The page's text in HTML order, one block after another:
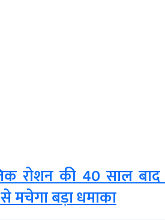
रोशन की 40 साल बाद
मचेगा बड़ा धमाका